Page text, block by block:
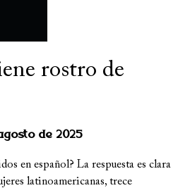
rostro de
de 2025
en español? La respuesta es clara
latinoamericanas, trece